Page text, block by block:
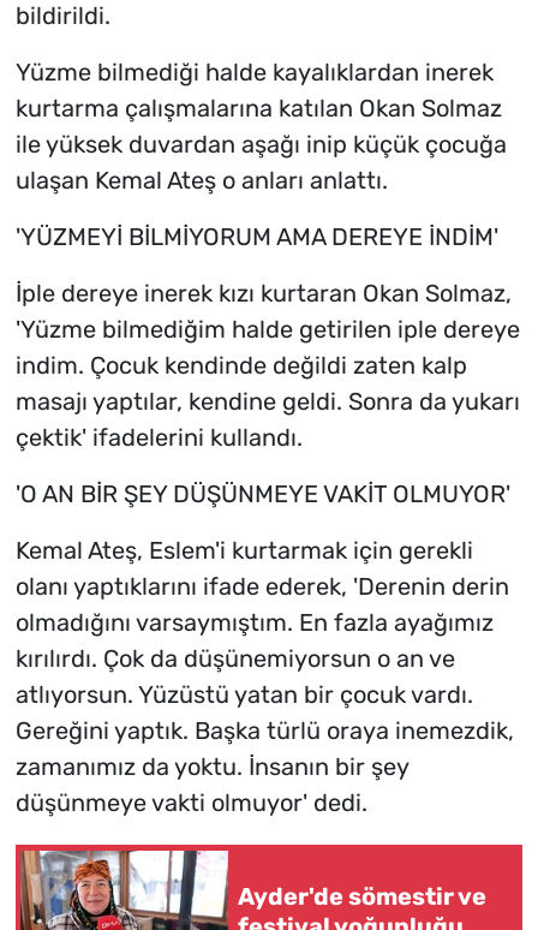
bildirildi.
Yüzme bilmediği halde kayalıklardan inerek
kurtarma çalışmalarına katılan Okan Solmaz
ile yüksek duvardan aşağı inip küçük çocuğa
ulaşan Kemal Ateş o anları anlattı.
'YÜZMEYİ BİLMİYORUM AMA DEREYE İNDİM'
İple dereye inerek kızı kurtaran Okan Solmaz,
'Yüzme bilmediğim halde getirilen iple dereye
indim. Çocuk kendinde değildi zaten kalp
masajı yaptılar, kendine geldi. Sonra da yukarı
çektik' ifadelerini kullandı.
'O AN BİR ŞEY DÜŞÜNMEYE VAKİT OLMUYOR'
Kemal Ateş, Eslem'i kurtarmak için gerekli
olanı yaptıklarını ifade ederek, 'Derenin derin
olmadığını varsaymıştım. En fazla ayağımız
kırılırdı. Çok da düşünemiyorsun o an ve
atlıyorsun. Yüzüstü yatan bir çocuk vardı.
Gereğini yaptık. Başka türlü oraya inemezdik,
zamanımız da yoktu. İnsanın bir şey
düşünmeye vakti olmuyor' dedi.
Ayder'de sömestir ve